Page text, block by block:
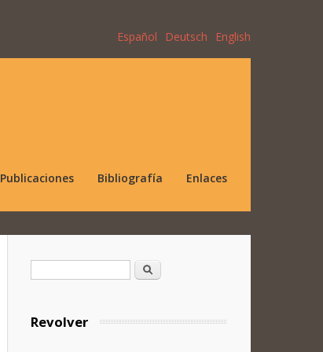
Español Deutsch English
Publicaciones Bibliografía Enlaces
Formulario de búsqueda
Buscar
Revolver